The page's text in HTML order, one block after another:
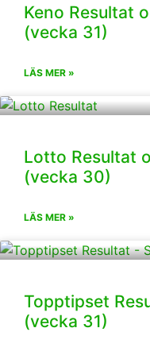
Keno Resultat
(vecka 31)
LÄS MER »
Lotto Resultat
(vecka 30)
LÄS MER »
Topptipset
(vecka 31)